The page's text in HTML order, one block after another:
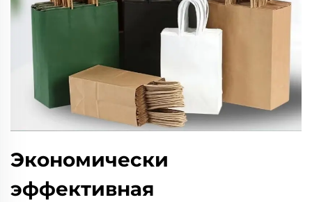
Экономически
эффективная